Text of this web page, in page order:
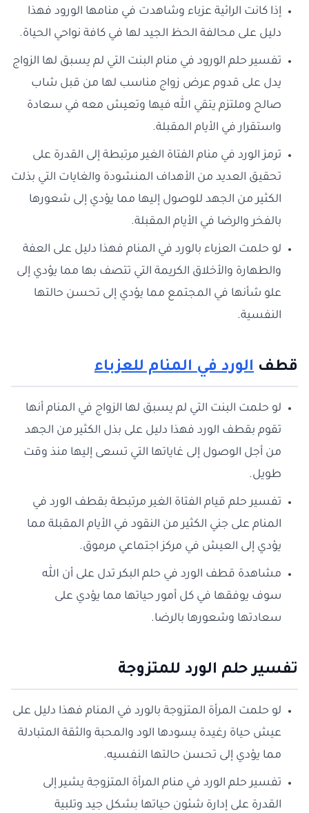
إذا كانت الرائية عزباء وشاهدت في منامها الورود فهذا
دليل على محالفة الحظ الجيد لها في كافة نواحي الحياة.
تفسير حلم الورود في منام البنت التي لم يسبق لها الزواج
يدل على قدوم عرض زواج مناسب لها من قبل شاب
صالح وملتزم يتقي الله فيها وتعيش معه في سعادة
واستقرار في الأيام المقبلة.
ترمز الورد في منام الفتاة الغير مرتبطة إلى القدرة على
تحقيق العديد من الأهداف المنشودة والغايات التي بذلت
الكثير من الجهد للوصول إليها مما يؤدي إلى شعورها
بالفخر والرضا في الأيام المقبلة.
لو حلمت العزباء بالورد في المنام فهذا دليل على العفة
والطهارة والأخلاق الكريمة التي تتصف بها مما يؤدي إلى
علو شأنها في المجتمع مما يؤدي إلى تحسن حالتها
النفسية.
قطف الورد في المنام للعزباء
لو حلمت البنت التي لم يسبق لها الزواج في المنام أنها
تقوم بقطف الورد فهذا دليل على بذل الكثير من الجهد
من أجل الوصول إلى غاياتها التي تسعى إليها منذ وقت
طويل.
تفسير حلم قيام الفتاة الغير مرتبطة بقطف الورد في
المنام على جني الكثير من النقود في الأيام المقبلة مما
يؤدي إلى العيش في مركز اجتماعي مرموق.
مشاهدة قطف الورد في حلم البكر تدل على أن الله
سوف يوفقها في كل أمور حياتها مما يؤدي على
سعادتها وشعورها بالرضا.
تفسير حلم الورد للمتزوجة
لو حلمت المرأة المتزوجة بالورد في المنام فهذا دليل على
عيش حياة رغيدة يسودها الود والمحبة والثقة المتبادلة
مما يؤدي إلى تحسن حالتها النفسيه.
تفسير حلم الورد في منام المرأة المتزوجة يشير إلى
القدرة على إدارة شئون حياتها بشكل جيد وتلبية